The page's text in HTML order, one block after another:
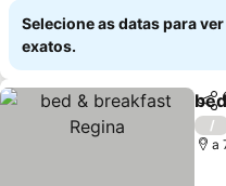
Selecione as datas para
exatos.
/
a